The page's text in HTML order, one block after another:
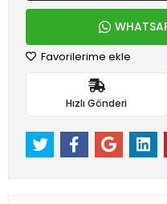
Favorilerime ekle
Hızlı Gönderi